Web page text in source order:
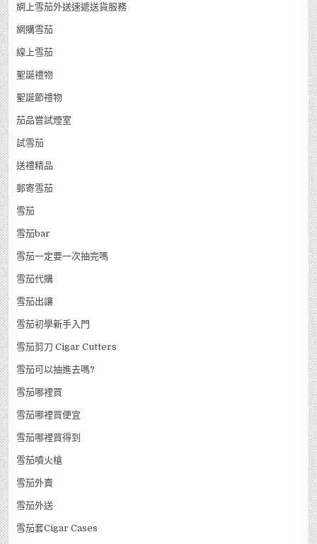
網上雪茄外送速遞送貨服務
網購雪茄
線上雪茄
聖誕禮物
聖誕節禮物
茄品嘗試煙室
試雪茄
送禮精品
郵寄雪茄
雪茄
雪茄bar
雪茄一定要一次抽完嗎
雪茄代購
雪茄出讓
雪茄初學新手入門
雪茄剪刀 Cigar Cutters
雪茄可以抽進去嗎?
雪茄哪裡買
雪茄哪裡買便宜
雪茄哪裡買得到
雪茄噴火槍
雪茄外賣
雪茄外送
雪茄套Cigar Cases